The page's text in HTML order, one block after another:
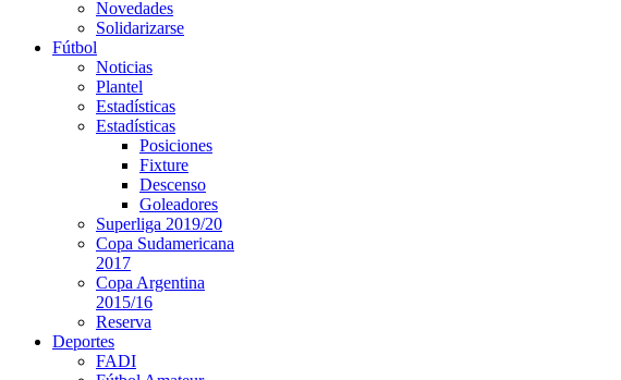
Novedades
Solidarizarse
Fútbol
Noticias
Plantel
Estadísticas
Estadísticas
Posiciones
Fixture
Descenso
Goleadores
Superliga 2019/20
Copa Sudamericana
2017
Copa Argentina
2015/16
Reserva
Deportes
FADI